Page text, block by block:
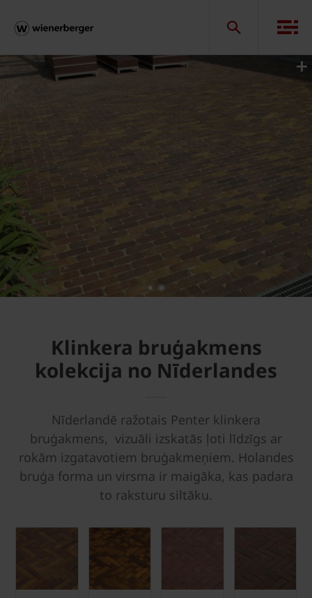
Klinkera bruģakmens
kolekcija no Nīderlandes
Nīderlandē ražotais Penter klinkera
bruģakmens, vizuāli izskatās ļoti līdzīgs ar
rokām izgatavotiem bruģakmeņiem. Holandes
bruģa forma un virsma ir maigāka, kas padara
to raksturu siltāku.